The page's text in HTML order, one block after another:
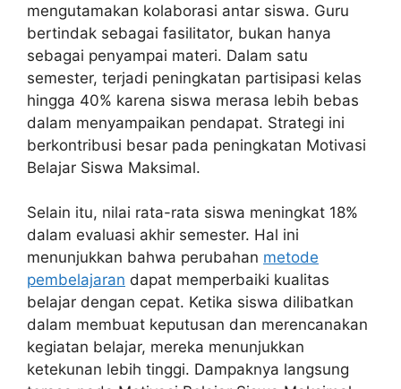
mengutamakan kolaborasi antar siswa. Guru
bertindak sebagai fasilitator, bukan hanya
sebagai penyampai materi. Dalam satu
semester, terjadi peningkatan partisipasi kelas
hingga 40% karena siswa merasa lebih bebas
dalam menyampaikan pendapat. Strategi ini
berkontribusi besar pada peningkatan Motivasi
Belajar Siswa Maksimal.
Selain itu, nilai rata-rata siswa meningkat 18%
dalam evaluasi akhir semester. Hal ini
menunjukkan bahwa perubahan metode
pembelajaran dapat memperbaiki kualitas
belajar dengan cepat. Ketika siswa dilibatkan
dalam membuat keputusan dan merencanakan
kegiatan belajar, mereka menunjukkan
ketekunan lebih tinggi. Dampaknya langsung